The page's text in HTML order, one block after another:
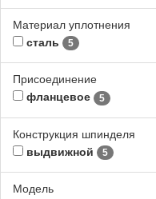
Материал уплотнения
сталь
5
Присоединение
фланцевое
5
Конструкция шпинделя
выдвижной
5
Модель